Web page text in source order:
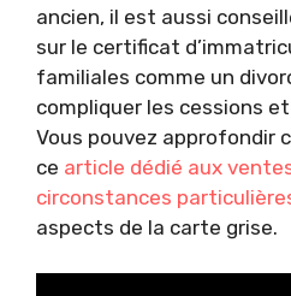
ancien, il est aussi
sur le certificat
familiales comme un
compliquer les cessions
Vous pouvez approfondir
ce article dédié aux
circonstances
aspects de la carte grise.